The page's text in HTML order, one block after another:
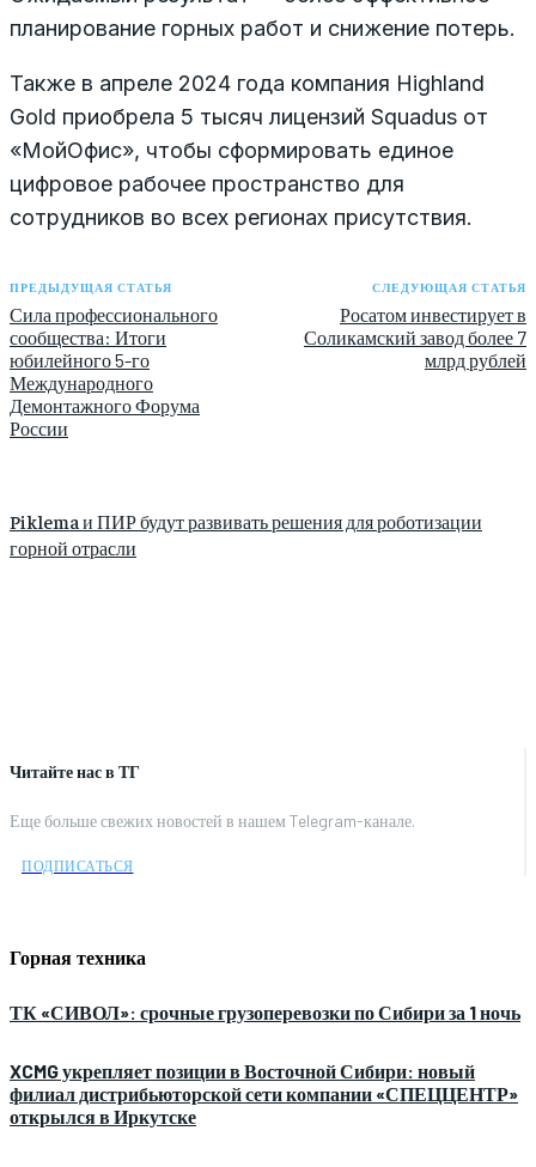
Читайте нас в ТГ
Еще больше свежих новостей в нашем Telegram-канале.
ПОДПИСАТЬСЯ
Горная техника
ТК «СИВОЛ»: срочные грузоперевозки по Сибири за 1 ночь
XCMG укрепляет позиции в Восточной Сибири: новый
филиал дистрибьюторской сети компании «СПЕЦЦЕНТР»
открылся в Иркутске
планирование горных работ и снижение потерь.
Также в апреле 2024 года компания Highland
Gold приобрела 5 тысяч лицензий Squadus от
«МойОфис», чтобы сформировать единое
цифровое рабочее пространство для
сотрудников во всех регионах присутствия.
ПРЕДЫДУЩАЯ СТАТЬЯ
Сила профессионального
сообщества: Итоги
юбилейного 5-го
Международного
Демонтажного Форума
России
СЛЕДУЮЩАЯ СТАТЬЯ
Росатом инвестирует в
Соликамский завод более 7
млрд рублей
Piklema и ПИР будут развивать решения для роботизации
горной отрасли